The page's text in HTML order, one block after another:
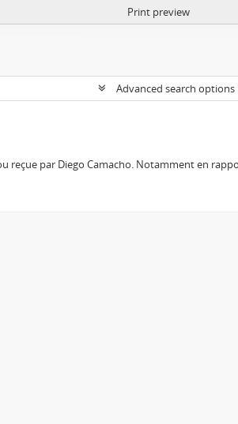
Print preview
Advanced search options
reçue par Diego Camacho. Notamment en